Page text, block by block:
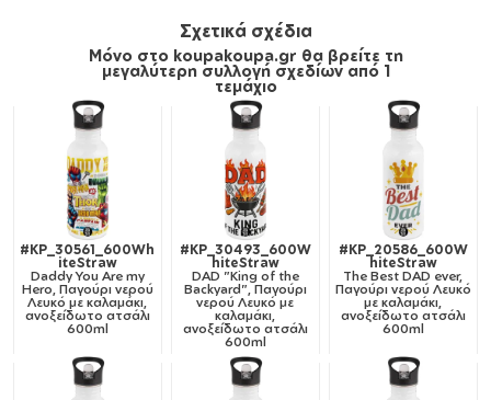
Σχετικά σχέδια
Μόνο στο koupakoupa.gr θα βρείτε τη
μεγαλύτερη συλλογή σχεδίων από 1
τεμάχιο
#KP_30561_600Wh
iteStraw
Daddy You Are my
Hero, Παγούρι νερού
Λευκό με καλαμάκι,
ανοξείδωτο ατσάλι
600ml
#KP_30493_600W
hiteStraw
DAD "King of the
Backyard", Παγούρι
νερού Λευκό με
καλαμάκι,
ανοξείδωτο ατσάλι
600ml
#KP_20586_600W
hiteStraw
The Best DAD ever,
Παγούρι νερού Λευκό
με καλαμάκι,
ανοξείδωτο ατσάλι
600ml